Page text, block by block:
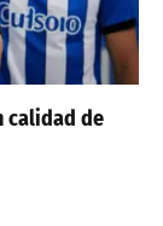
calidad de